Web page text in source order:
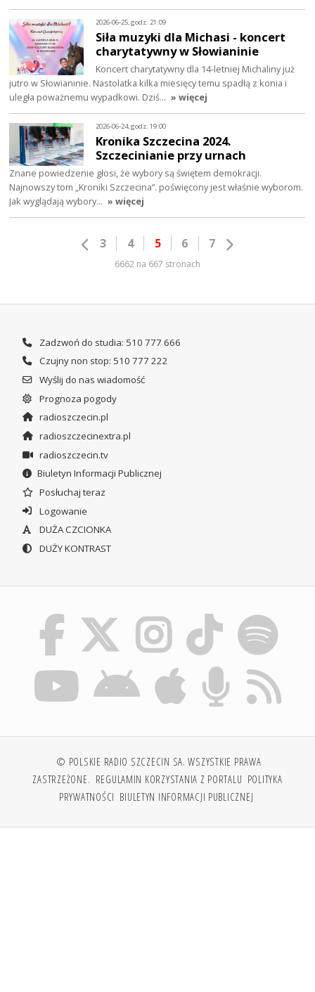
2026-06-25, godz. 21:09
Siła muzyki dla Michasi - koncert
charytatywny w Słowianinie
Koncert charytatywny dla 14-letniej Michaliny już
jutro w Słowianinie. Nastolatka kilka miesięcy temu spadłą z konia i
uległa poważnemu wypadkowi. Dziś… » więcej
2026-06-24, godz. 19:00
Kronika Szczecina 2024.
Szczecinianie przy urnach
Znane powiedzenie głosi, że wybory są świętem demokracji.
Najnowszy tom „Kroniki Szczecina”. poświęcony jest właśnie wyborom.
Jak wyglądają wybory… » więcej
3 4 5 6 7
6662 na 667 stronach
Zadzwoń do studia: 510 777 666
Czujny non stop: 510 777 222
Wyślij do nas wiadomość
Prognoza pogody
radioszczecin.pl
radioszczecinextra.pl
radioszczecin.tv
Biuletyn Informacji Publicznej
Posłuchaj teraz
Logowanie
DUŻA CZCIONKA
DUŻY KONTRAST
© POLSKIE RADIO SZCZECIN SA. WSZYSTKIE PRAWA
ZASTRZEŻONE. REGULAMIN KORZYSTANIA Z PORTALU POLITYKA
PRYWATNOŚCI BIULETYN INFORMACJI PUBLICZNEJ